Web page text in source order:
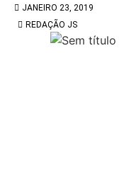
JANEIRO 23, 2019
REDAÇÃO JS